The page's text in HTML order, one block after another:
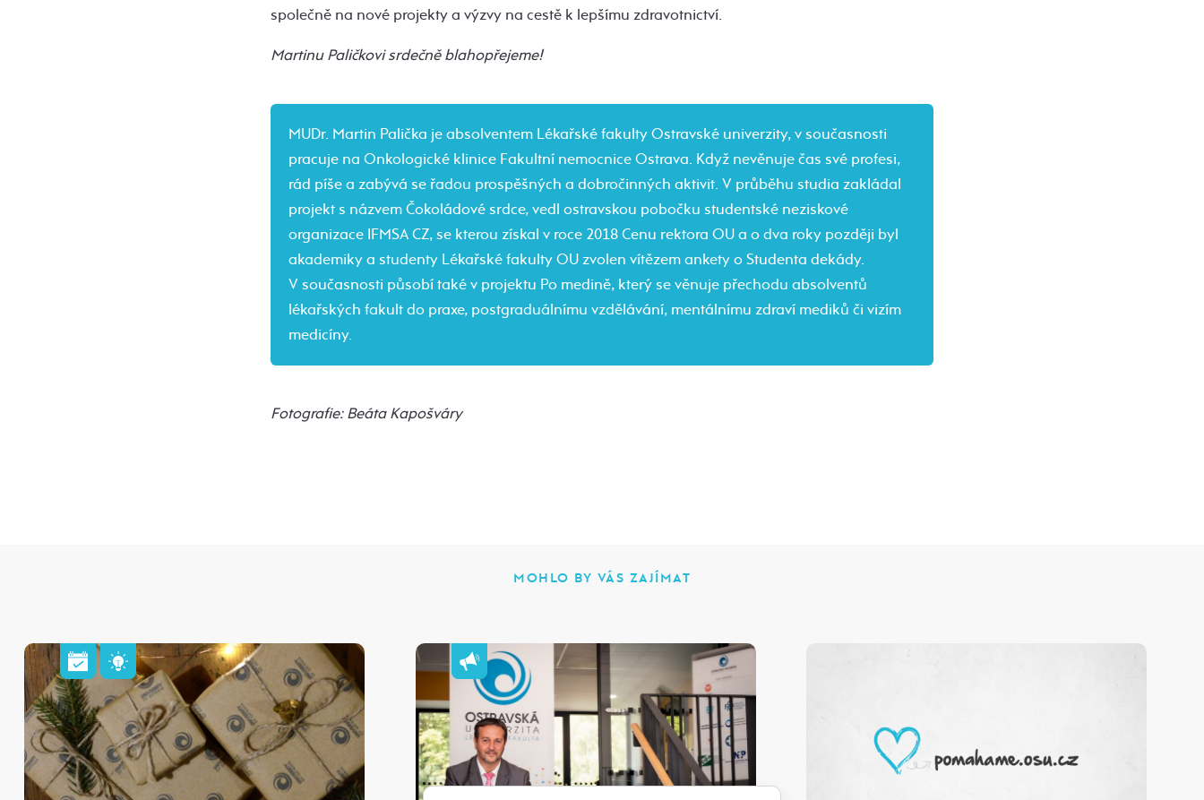
společně na nové projekty a výzvy na cestě k lepšímu zdravotnictví.
Martinu Paličkovi srdečně blahopřejeme!
MUDr. Martin Palička je absolventem Lékařské fakulty Ostravské univerzity, v současnosti
pracuje na Onkologické klinice Fakultní nemocnice Ostrava. Když nevěnuje čas své profesi,
rád píše a zabývá se řadou prospěšných a dobročinných aktivit. V průběhu studia zakládal
projekt s názvem Čokoládové srdce, vedl ostravskou pobočku studentské neziskové
organizace IFMSA CZ, se kterou získal v roce 2018 Cenu rektora OU a o dva roky později byl
akademiky a studenty Lékařské fakulty OU zvolen vítězem ankety o Studenta dekády.
V současnosti působí také v projektu Po medině, který se věnuje přechodu absolventů
lékařských fakult do praxe, postgraduálnímu vzdělávání, mentálnímu zdraví mediků či vizím
medicíny.
Fotografie: Beáta Kapošváry
MOHLO BY VÁS ZAJÍMAT